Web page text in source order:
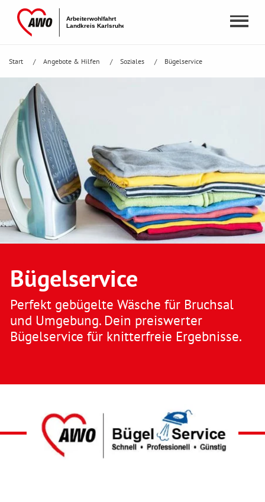
Start Angebote & Hilfen Soziales Bügelservice
Bügelservice
Perfekt gebügelte Wäsche für Bruchsal
und Umgebung. Dein preiswerter
Bügelservice für knitterfreie Ergebnisse.